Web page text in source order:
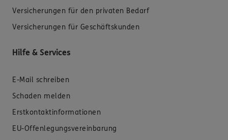
Versicherungen für den privaten Bedarf
Versicherungen für Geschäftskunden
Hilfe & Services
E-Mail schreiben
Schaden melden
Erstkontaktinformationen
EU-Offenlegungsvereinbarung